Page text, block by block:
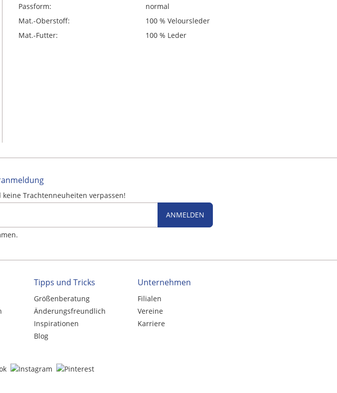
Passform:
normal
Mat.-Oberstoff:
100 % Veloursleder
Mat.-Futter:
100 % Leder
keine Trachtenneuheiten verpassen!
ANMELDEN
Tipps und Tricks
Größenberatung
Änderungsfreundlich
Inspirationen
Blog
Unternehmen
Filialen
Vereine
Karriere